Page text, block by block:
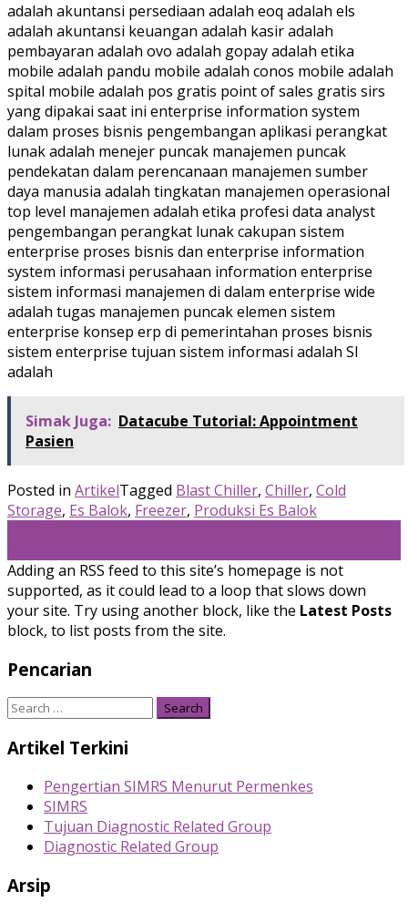
adalah akuntansi persediaan adalah eoq adalah els
adalah akuntansi keuangan adalah kasir adalah
pembayaran adalah ovo adalah gopay adalah etika
mobile adalah pandu mobile adalah conos mobile adalah
spital mobile adalah pos gratis point of sales gratis sirs
yang dipakai saat ini enterprise information system
dalam proses bisnis pengembangan aplikasi perangkat
lunak adalah menejer puncak manajemen puncak
pendekatan dalam perencanaan manajemen sumber
daya manusia adalah tingkatan manajemen operasional
top level manajemen adalah etika profesi data analyst
pengembangan perangkat lunak cakupan sistem
enterprise proses bisnis dan enterprise information
system informasi perusahaan information enterprise
sistem informasi manajemen di dalam enterprise wide
adalah tugas manajemen puncak elemen sistem
enterprise konsep erp di pemerintahan proses bisnis
sistem enterprise tujuan sistem informasi adalah SI
adalah
Simak Juga: Datacube Tutorial: Appointment
Pasien
Posted in ArtikelTagged Blast Chiller, Chiller, Cold
Storage, Es Balok, Freezer, Produksi Es Balok
Adding an RSS feed to this site’s homepage is not
supported, as it could lead to a loop that slows down
your site. Try using another block, like the Latest Posts
block, to list posts from the site.
Pencarian
Search
Artikel Terkini
Pengertian SIMRS Menurut Permenkes
SIMRS
Tujuan Diagnostic Related Group
Diagnostic Related Group
Arsip